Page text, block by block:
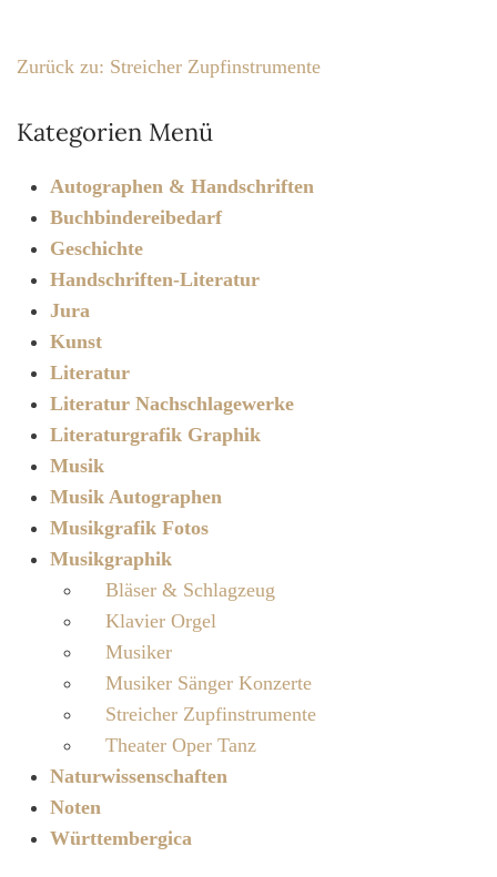
Zurück zu: Streicher Zupfinstrumente
Kategorien Menü
Autographen & Handschriften
Buchbindereibedarf
Geschichte
Handschriften-Literatur
Jura
Kunst
Literatur
Literatur Nachschlagewerke
Literaturgrafik Graphik
Musik
Musik Autographen
Musikgrafik Fotos
Musikgraphik
Bläser & Schlagzeug
Klavier Orgel
Musiker
Musiker Sänger Konzerte
Streicher Zupfinstrumente
Theater Oper Tanz
Naturwissenschaften
Noten
Württembergica